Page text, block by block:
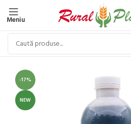
Meniu
-17%
NEW